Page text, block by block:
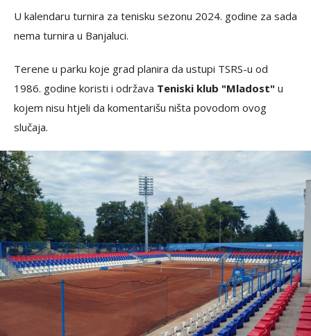
U kalendaru turnira za tenisku sezonu 2024. godine za sada
nema turnira u Banjaluci.
Terene u parku koje grad planira da ustupi TSRS-u od
1986. godine koristi i održava Teniski klub "Mladost" u
kojem nisu htjeli da komentarišu ništa povodom ovog
slučaja.